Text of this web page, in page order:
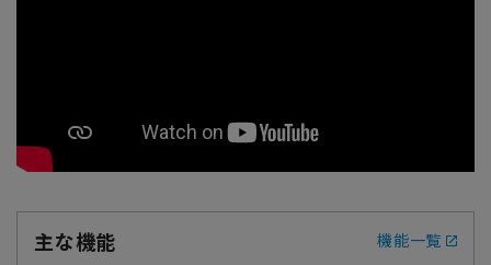
主な機能 機能一覧